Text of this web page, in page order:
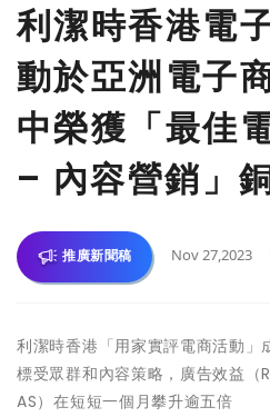
利潔時香港電
動於亞洲電子
中榮獲「最佳
– 內容營銷」
推廣新聞稿 Nov 27,2023
利潔時香港「用家實評電商活動」
標受眾群和內容策略，廣告效益
AS）在短短一個月攀升逾五倍